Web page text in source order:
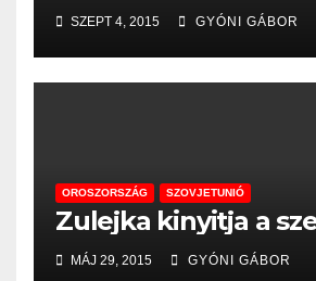
SZEPT 4, 2015 GYÓNI GÁBOR
OROSZORSZÁG SZOVJETUNIÓ
Zulejka kinyitja a
MÁJ 29, 2015 GYÓNI GÁBOR